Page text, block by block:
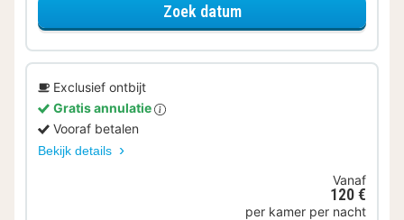
Zoek datumvoor Later Uitchecken
Exclusief ontbijt
Gratis annulatie
Vooraf betalen
Bekijk details
Vanaf
120 €
per kamer per nacht